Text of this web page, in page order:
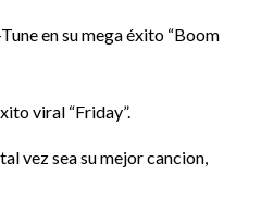
en su mega éxito “Boom
viral “Friday”.
vez sea su mejor cancion,